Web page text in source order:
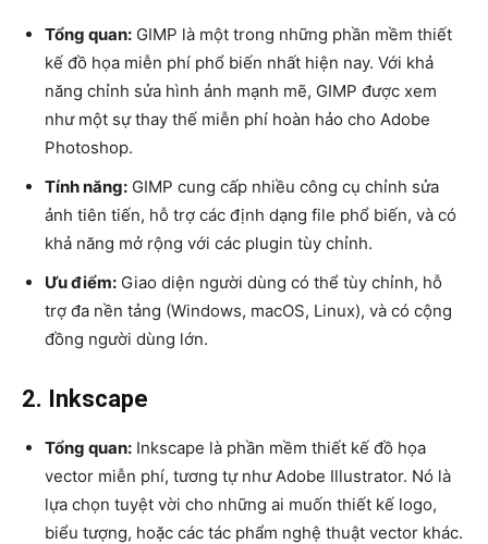
Tổng quan: GIMP là một trong những phần mềm thiết
kế đồ họa miễn phí phổ biến nhất hiện nay. Với khả
năng chỉnh sửa hình ảnh mạnh mẽ, GIMP được xem
như một sự thay thế miễn phí hoàn hảo cho Adobe
Photoshop.
Tính năng: GIMP cung cấp nhiều công cụ chỉnh sửa
ảnh tiên tiến, hỗ trợ các định dạng file phổ biến, và có
khả năng mở rộng với các plugin tùy chỉnh.
Ưu điểm: Giao diện người dùng có thể tùy chỉnh, hỗ
trợ đa nền tảng (Windows, macOS, Linux), và có cộng
đồng người dùng lớn.
2. Inkscape
Tổng quan: Inkscape là phần mềm thiết kế đồ họa
vector miễn phí, tương tự như Adobe Illustrator. Nó là
lựa chọn tuyệt vời cho những ai muốn thiết kế logo,
biểu tượng, hoặc các tác phẩm nghệ thuật vector khác.